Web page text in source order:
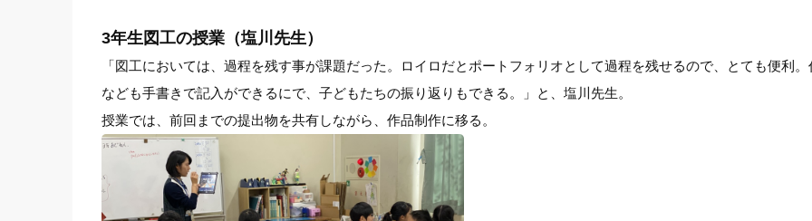
3年生図工の授業（塩川先生）
「図工においては、過程を残す事が課題だった。ロイロだとポートフォリオとして過程を残せるので、とても便利
なども手書きで記入ができるにで、子どもたちの振り返りもできる。」と、塩川先生。
授業では、前回までの提出物を共有しながら、作品制作に移る。